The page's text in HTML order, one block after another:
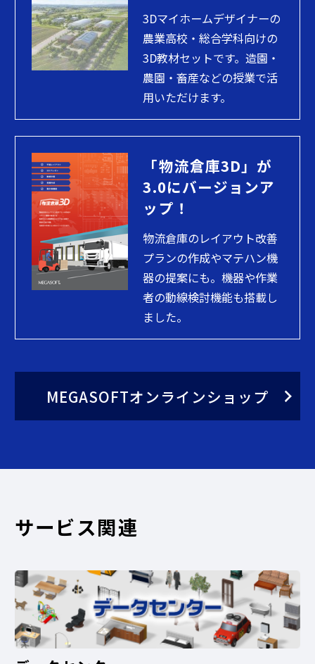
3Dマイホームデザイナーの
農業高校・総合学科向けの
3D教材セットです。造園・
農園・畜産などの授業で活
用いただけます。
「物流倉庫3D」が
3.0にバージョンア
ップ！
物流倉庫のレイアウト改善
プランの作成やマテハン機
器の提案にも。機器や作業
者の動線検討機能も搭載し
ました。
MEGASOFTオンラインショップ
サービス関連